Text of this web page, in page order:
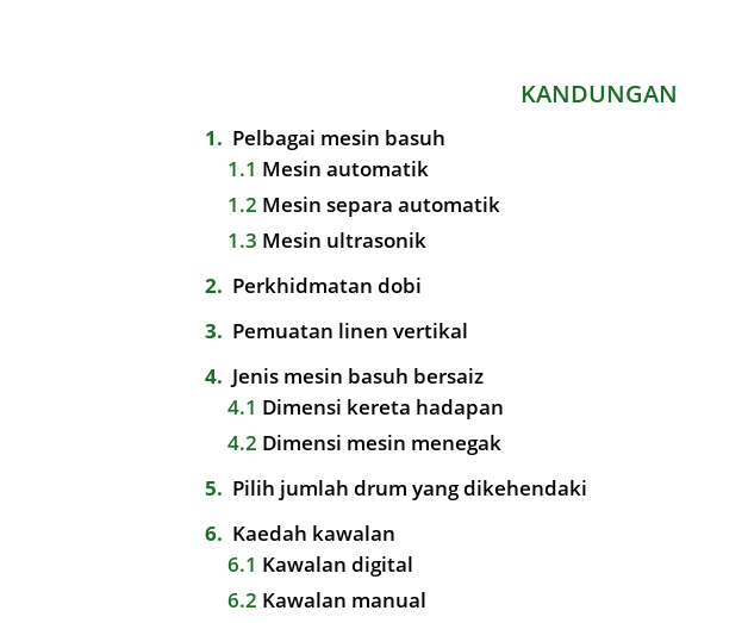
KANDUNGAN
1
Pelbagai mesin basuh
1.1 Mesin automatik
1.2 Mesin separa automatik
1.3 Mesin ultrasonik
2
Perkhidmatan dobi
3
Pemuatan linen vertikal
4
Jenis mesin basuh bersaiz
4.1 Dimensi kereta hadapan
4.2 Dimensi mesin menegak
5
Pilih jumlah drum yang dikehendaki
6
Kaedah kawalan
6.1 Kawalan digital
6.2 Kawalan manual